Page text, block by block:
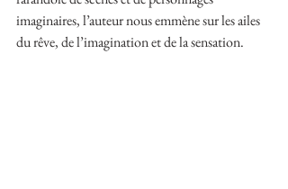
imaginaires, l’auteur nous emmène sur les ailes
du rêve, de l’imagination et de la sensation.